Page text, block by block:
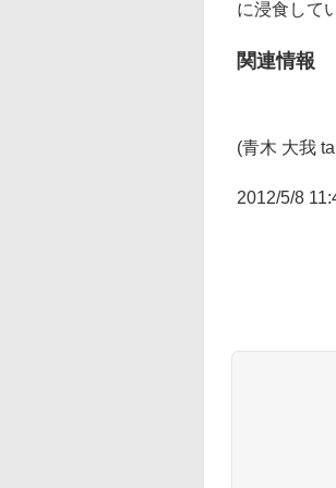
に浸食して
関連情報
(青木 大我
2012/5/8